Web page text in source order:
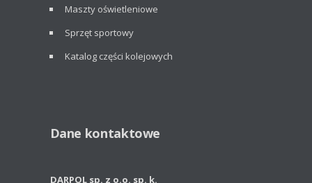
Maszty oświetleniowe
Sprzęt sportowy
Katalog części kolejowych
Dane kontaktowe
DARPOL sp. z o.o. sp. k.